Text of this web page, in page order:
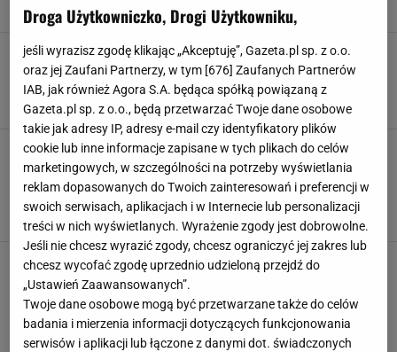
JERZY OWSIAK LIDIA NIEDŹWIEDZKA-OWSIAK
Doda przestała wspierać WOŚP. Ma wielki żal
do Jerzego Owsiaka. "Jurek się za mną nie
wstawił"
DODA GWIAZDY JERZY OWSIAK NEWS
Pan Zdzisław jest najstarszym wolontariuszem
WOŚP 2024. To duma miasta. "Prawdziwy
bohater"
JERZY OWSIAK WIELKA ORKIESTRA ŚWIĄTECZNEJ POMOCY
WOLONTARIAT
WOŚP
Tak Jerzy Owsiak finansuje biuro WOŚP. Jego
żona się wygadała: Możemy się spodziewać
kontroli
FINANSE JERZY OWSIAK
PIENIĄDZE
WIELKA ORKIESTRA ŚWIĄTECZNEJ POMOCY
Droga Użytkowniczko, Drogi Użytkowniku,
jeśli wyrazisz zgodę klikając „Akceptuję”, Gazeta.pl sp. z o.o.
oraz jej Zaufani Partnerzy, w tym [676] Zaufanych Partnerów
IAB, jak również Agora S.A. będąca spółką powiązaną z
Gazeta.pl sp. z o.o., będą przetwarzać Twoje dane osobowe
takie jak adresy IP, adresy e-mail czy identyfikatory plików
cookie lub inne informacje zapisane w tych plikach do celów
marketingowych, w szczególności na potrzeby wyświetlania
reklam dopasowanych do Twoich zainteresowań i preferencji w
swoich serwisach, aplikacjach i w Internecie lub personalizacji
treści w nich wyświetlanych. Wyrażenie zgody jest dobrowolne.
Jeśli nie chcesz wyrazić zgody, chcesz ograniczyć jej zakres lub
chcesz wycofać zgodę uprzednio udzieloną przejdź do
„Ustawień Zaawansowanych”.
Twoje dane osobowe mogą być przetwarzane także do celów
badania i mierzenia informacji dotyczących funkcjonowania
serwisów i aplikacji lub łączone z danymi dot. świadczonych